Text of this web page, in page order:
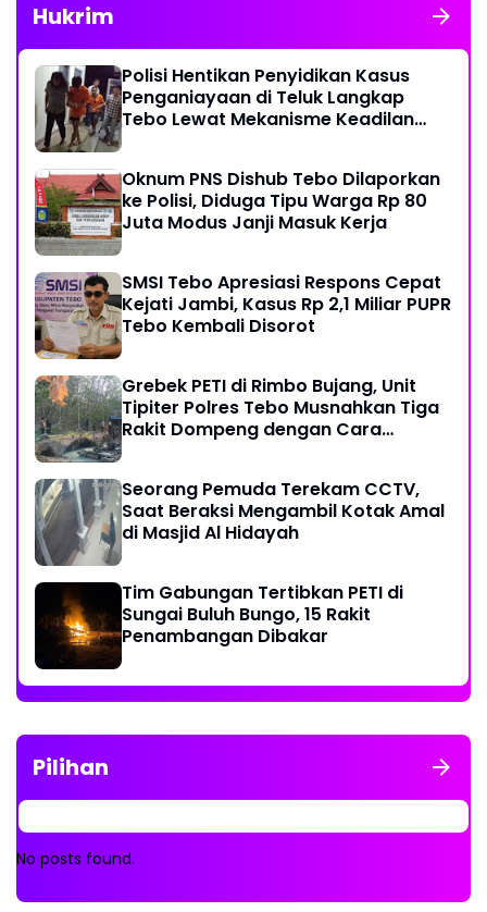
Hukrim
Polisi Hentikan Penyidikan Kasus
Penganiayaan di Teluk Langkap
Tebo Lewat Mekanisme Keadilan
Oknum PNS Dishub Tebo Dilaporkan
ke Polisi, Diduga Tipu Warga Rp 80
Juta Modus Janji Masuk Kerja
SMSI Tebo Apresiasi Respons Cepat
Kejati Jambi, Kasus Rp 2,1 Miliar PUPR
Tebo Kembali Disorot
Grebek PETI di Rimbo Bujang, Unit
Tipiter Polres Tebo Musnahkan Tiga
Rakit Dompeng dengan Cara
Seorang Pemuda Terekam CCTV,
Saat Beraksi Mengambil Kotak Amal
di Masjid Al Hidayah
Tim Gabungan Tertibkan PETI di
Sungai Buluh Bungo, 15 Rakit
Penambangan Dibakar
Pilihan
No posts found.